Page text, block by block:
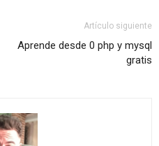
Artículo siguiente
Aprende desde 0 php y mysql
gratis